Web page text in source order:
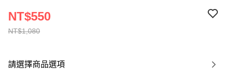
NT$1,080
NT$550
請選擇商品選項